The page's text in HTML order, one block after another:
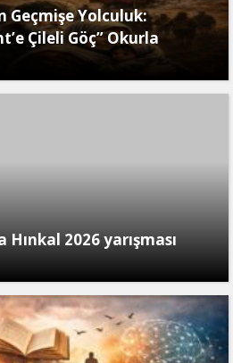
Geçmişe Yolculuk:
Çileli Göç” Okurla
Hınkal 2026 yarışması